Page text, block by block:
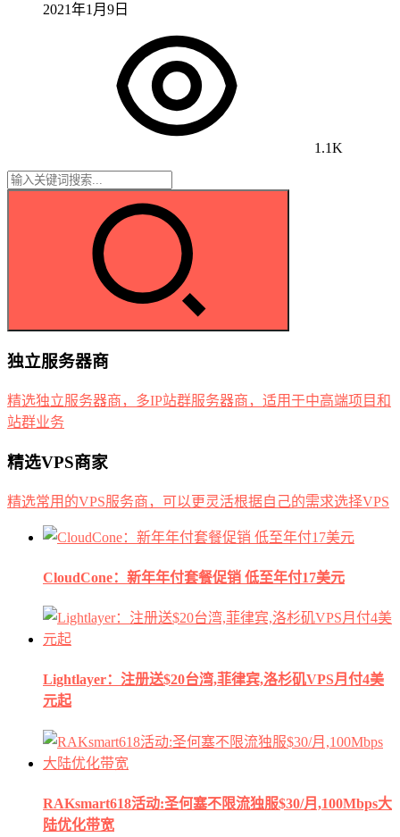
2021年1月9日
1.1K
独立服务器商
精选独立服务器商，多IP站群服务器商，适用于中高端项目和
站群业务
精选VPS商家
精选常用的VPS服务商，可以更灵活根据自己的需求选择VPS
CloudCone：新年年付套餐促销 低至年付17美元
Lightlayer：注册送$20台湾,菲律宾,洛杉矶VPS月付4美
元起
RAKsmart618活动:圣何塞不限流独服$30/月,100Mbps大
陆优化带宽